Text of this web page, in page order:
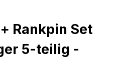
Rankpin Set
5-teilig -